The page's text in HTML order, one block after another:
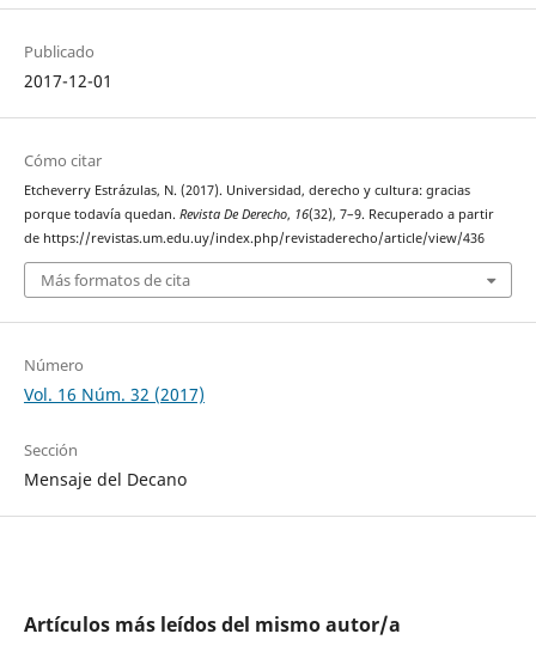
Publicado
2017-12-01
Cómo citar
Etcheverry Estrázulas, N. (2017). Universidad, derecho y cultura: gracias
porque todavía quedan. Revista De Derecho, 16(32), 7–9. Recuperado a partir
de https://revistas.um.edu.uy/index.php/revistaderecho/article/view/436
Más formatos de cita
Número
Vol. 16 Núm. 32 (2017)
Sección
Mensaje del Decano
Artículos más leídos del mismo autor/a